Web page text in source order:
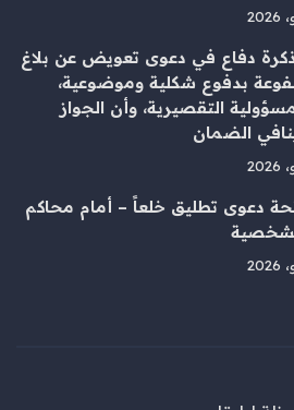
دفاع في دعوى تعويض عن بلاغ
بدفوع شكلية وموضوعية،
التقصيرية، وأن الجواز
الضمان
دعوى تطليق خلعاً – أمام محاكم